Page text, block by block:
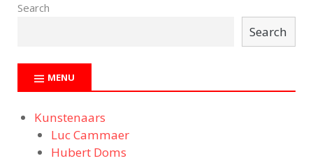
Search
Search
MENU
Kunstenaars
Luc Cammaer
Hubert Doms